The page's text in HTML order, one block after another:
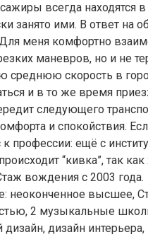
всегда находятся
занято ими. В ответ на
меня комфортно
маневров, но и не
среднюю скорость в
и в то же время
следующего
и спокойствия.
профессии: ещё с
“кивка”, так
вождения с 2003
неоконченное высшее,
2 музыкальные
дизайн